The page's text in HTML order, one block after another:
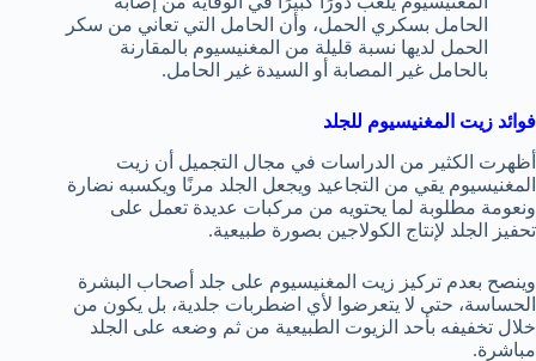
الحامل بسكري الحمل، وأن الحامل التي تعاني من سكر
الحمل لديها نسبة قليلة من المغنيسيوم بالمقارنة
بالحامل غير المصابة أو السيدة غير الحامل.
فوائد زيت المغنيسيوم للجلد
أظهرت الكثير من الدراسات في مجال التجميل أن زيت
المغنيسيوم يقي من التجاعيد ويجعل الجلد مرنًا ويكسبه نضارة
ونعومة مطلوبة لما يحتويه من مركبات عديدة تعمل على
تحفيز الجلد لإنتاج الكولاجين بصورة طبيعية.
وينصح بعدم تركيز زيت المغنيسيوم على جلد أصحاب البشرة
الحساسة، حتى لا يتعرضوا لأي اضطربات جلدية، بل يكون من
خلال تخفيفه بأحد الزيوت الطبيعية من ثم وضعه على الجلد
مباشرة.